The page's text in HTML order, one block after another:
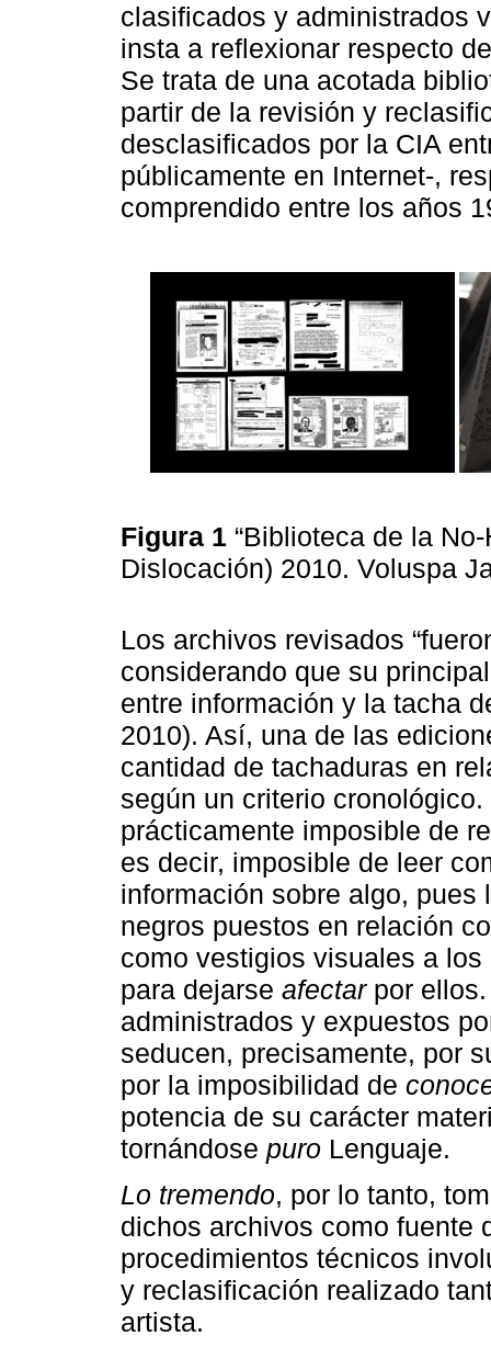
clasificados y administrados
insta a reflexionar respecto
Se trata de una acotada
partir de la revisión y
desclasificados por la CIA
públicamente en Internet-,
comprendido entre los años
Figura 1 “Biblioteca de la
Dislocación) 2010. Voluspa
Los archivos revisados
considerando que su
entre información y la tacha
2010). Así, una de las
cantidad de tachaduras en
según un criterio
prácticamente imposible de
es decir, imposible de leer
información sobre algo,
negros puestos en relación
como vestigios visuales a
para dejarse afectarpor ellos.
administrados y expuestos
seducen, precisamente, por
por la imposibilidad de
potencia de su carácter
tornándose puro Lenguaje.
Lo tremendo, por lo tanto,
dichos archivos como fuente
procedimientos técnicos
y reclasificación realizado
artista.